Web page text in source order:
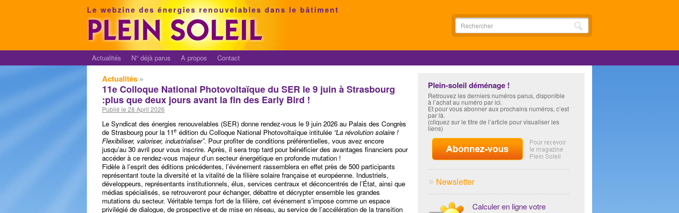
Le webzine des énergies renouvelables dans le bâtiment
Actualités N° déjà parus A propos Contact
Actualités »
11e Colloque National Photovoltaïque du SER le 9 juin à Strasbourg
:plus que deux jours avant la fin des Early Bird !
Publié le 28 April 2026
Le Syndicat des énergies renouvelables (SER) donne rendez-vous le 9 juin 2026 au Palais des Congrès
de Strasbourg pour la 11e édition du Colloque National Photovoltaïque intitulée “La révolution solaire !
Flexibiliser, valoriser, industrialiser”. Pour profiter de conditions préférentielles, vous avez encore
jusqu’au 30 avril pour vous inscrire. Après, il sera trop tard pour bénéficier des avantages financiers pour
accéder à ce rendez-vous majeur d’un secteur énergétique en profonde mutation !
Fidèle à l’esprit des éditions précédentes, l’événement rassemblera en effet près de 500 participants
représentant toute la diversité et la vitalité de la filière solaire française et européenne. Industriels,
développeurs, représentants institutionnels, élus, services centraux et déconcentrés de l’État, ainsi que
médias spécialisés, se retrouveront pour échanger, débattre et décrypter ensemble les grandes
mutations du secteur. Véritable temps fort de la filière, cet événement s’impose comme un espace
privilégié de dialogue, de prospective et de mise en réseau, au service de l’accélération de la transition
Plein-soleil déménage !
Retrouvez les derniers numéros parus, disponible
à l’achat au numéro par ici.
Et pour vous abonner aux prochains numéros, c’est
par là.
(cliquez sur le titre de l’article pour visualiser les
liens)
Newsletter
Calculer en ligne votre